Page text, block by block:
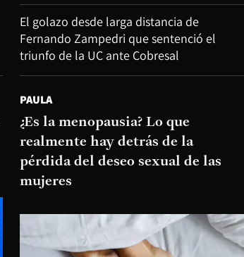
El golazo desde larga distancia de
Fernando Zampedri que sentenció el
triunfo de la UC ante Cobresal
PAULA
¿Es la menopausia? Lo que
realmente hay detrás de la
pérdida del deseo sexual de las
mujeres